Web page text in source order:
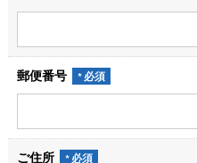
郵便番号
ご住所